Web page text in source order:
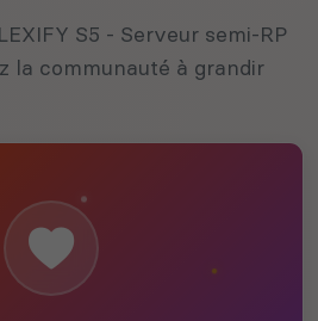
S5 - Serveur semi-RP
la communauté à grandir